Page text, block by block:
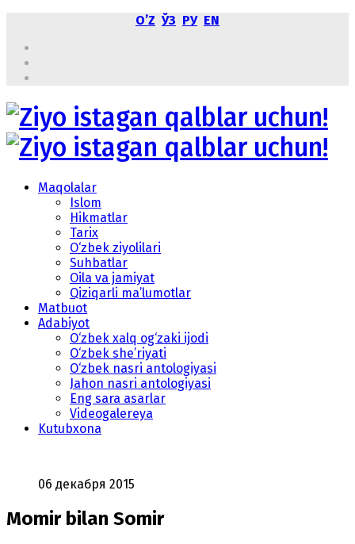
OʼZ ЎЗ РУ EN
Maqolalar
Islom
Hikmatlar
Tarix
O‘zbek ziyolilari
Suhbatlar
Oila va jamiyat
Qiziqarli ma’lumotlar
Matbuot
Adabiyot
O‘zbek xalq og‘zaki ijodi
O‘zbek she’riyati
O‘zbek nasri antologiyasi
Jahon nasri antologiyasi
Eng sara asarlar
Videogalereya
Kutubxona
06 декабря 2015
Momir bilan Somir